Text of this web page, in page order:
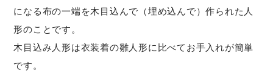
になる布の一端を木目込んで（埋め込んで）作られた人
形のことです。
木目込み人形は衣装着の雛人形に比べてお手入れが簡単
です。